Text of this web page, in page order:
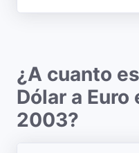
¿A cuanto
Dólar a
2003?